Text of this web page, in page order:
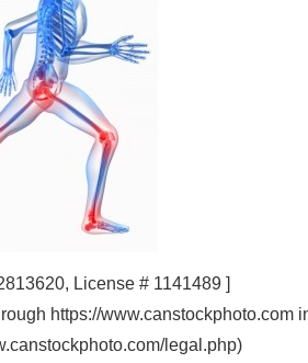
License # 1141489 ]
https://
legal.php)